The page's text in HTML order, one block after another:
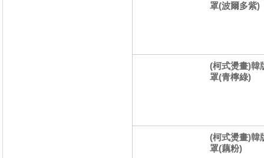
罩(波爾多紫)
(柯式燙畫)韓
罩(青檸綠)
(柯式燙畫)韓
罩(藕粉)